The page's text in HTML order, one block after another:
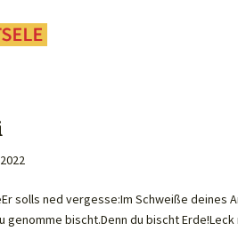
solls ned vergesse:Im Schweiße
bischt.Denn du bischt